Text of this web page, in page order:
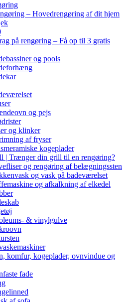
– Hovedrengøring af dit hjem
på rengøring – Få op til 3 gratis
og pools
og pejs
og klinker
af fryser
kogeplader
| Trænger din grill til en rengøring?
og rengøring af belægningssten
og vask på badeværelset
og afkalkning af elkedel
& vinylgulve
komfur, kogeplader, ovnvindue og
fade